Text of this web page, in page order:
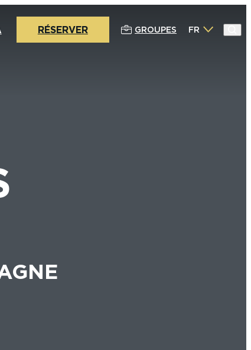
RÉSERVER GROUPES FR